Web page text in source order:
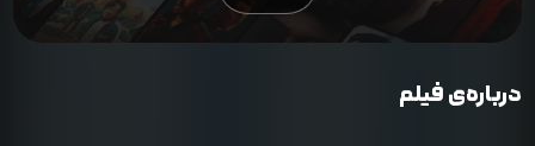
درباره‌ی فیلم